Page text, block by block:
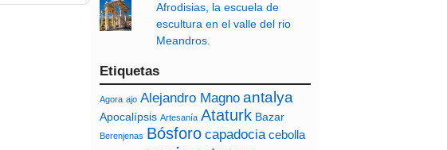
Afrodisias, la escuela de
escultura en el valle del rio
Meandros.
Etiquetas
Agora ajo Alejandro Magno antalya
Apocalípsis Artesanía Ataturk Bazar
Berenjenas Bósforo capadocia cebolla